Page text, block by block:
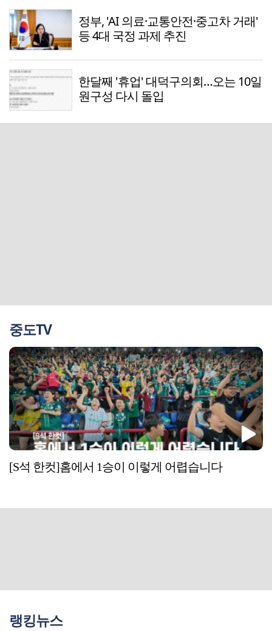
정부, 'AI 의료·교통안전·중고차 거래'
등 4대 국정 과제 추진
한달째 '휴업' 대덕구의회…오는 10일
원구성 다시 돌입
중도TV
[S석 한컷]홈에서 1승이 이렇게 어렵습니다
랭킹뉴스